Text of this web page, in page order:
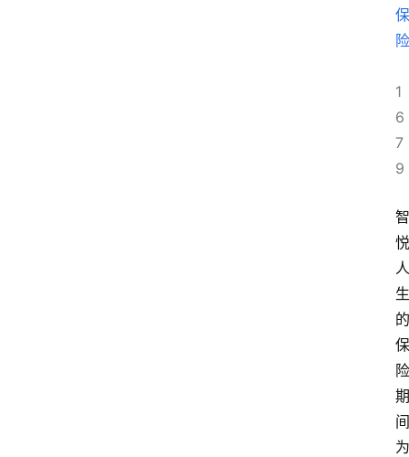
保
险
1
6
7
9
智
悦
人
生
的
保
险
期
间
为